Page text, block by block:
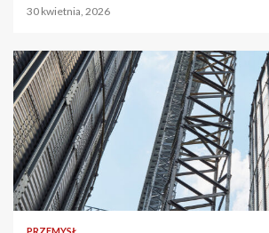
30 kwietnia, 2026
PRZEMYSŁ